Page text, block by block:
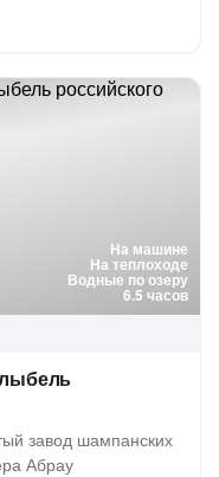
На машине
На теплоходе
Водные по озеру
6.5 часов
завод шампанских
Абрау